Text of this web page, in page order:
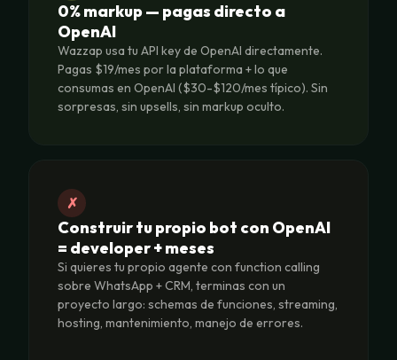
0% markup — pagas directo a
OpenAI
Wazzap usa tu API key de OpenAI directamente.
Pagas $19/mes por la plataforma + lo que
consumas en OpenAI ($30-$120/mes típico). Sin
sorpresas, sin upsells, sin markup oculto.
✗
Construir tu propio bot con OpenAI
= developer + meses
Si quieres tu propio agente con function calling
sobre WhatsApp + CRM, terminas con un
proyecto largo: schemas de funciones, streaming,
hosting, mantenimiento, manejo de errores.